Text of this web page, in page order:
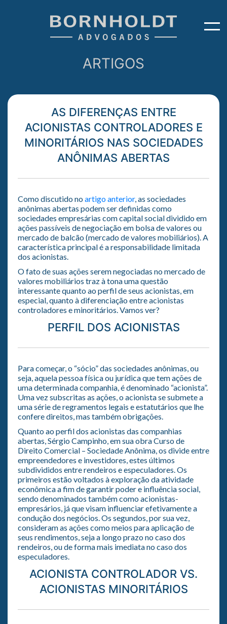
ARTIGOS
AS DIFERENÇAS ENTRE
ACIONISTAS CONTROLADORES E
MINORITÁRIOS NAS SOCIEDADES
ANÔNIMAS ABERTAS
Como discutido noartigo anterior, as sociedades
anônimas abertas podem ser definidas como
sociedades empresárias com capital social dividido em
ações passíveis de negociação em bolsa de valores ou
mercado de balcão (mercado de valores mobiliários). A
característica principal é a responsabilidade limitada
dos acionistas.
O fato de suas ações serem negociadas no mercado de
valores mobiliários traz à tona uma questão
interessante quanto ao perfil de seus acionistas, em
especial, quanto à diferenciação entre acionistas
controladores e minoritários. Vamos ver?
PERFIL DOS ACIONISTAS
Para começar, o “sócio” das sociedades anônimas, ou
seja, aquela pessoa física ou jurídica que tem ações de
uma determinada companhia, é denominado “acionista”.
Uma vez subscritas as ações, o acionista se submete a
uma série de regramentos legais e estatutários que lhe
confere direitos, mas também obrigações.
Quanto ao perfil dos acionistas das companhias
abertas, Sérgio Campinho, em sua obra Curso de
Direito Comercial – Sociedade Anônima, os divide entre
empreendedores e investidores, estes últimos
subdivididos entre rendeiros e especuladores. Os
primeiros estão voltados à exploração da atividade
econômica a fim de garantir poder e influência social,
sendo denominados também como acionistas-
empresários, já que visam influenciar efetivamente a
condução dos negócios. Os segundos, por sua vez,
consideram as ações como meios para aplicação de
seus rendimentos, seja a longo prazo no caso dos
rendeiros, ou de forma mais imediata no caso dos
especuladores.
ACIONISTA CONTROLADOR VS.
ACIONISTAS MINORITÁRIOS